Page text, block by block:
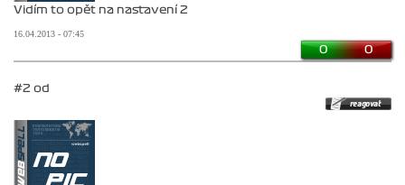
Vidím to opět na nastavení 2
16.04.2013 - 07:45
0 0
#2 od